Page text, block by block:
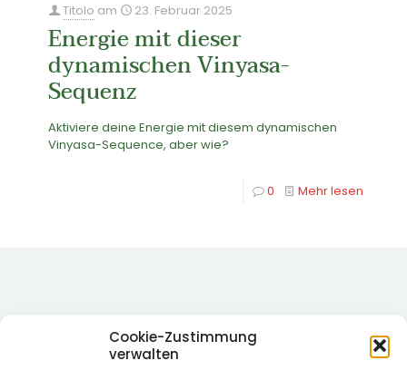
Cookie-Zustimmung
verwalten
Titolo am 23. Februar 2025
Energie mit dieser
dynamischen Vinyasa-
Sequenz
Aktiviere deine Energie mit diesem dynamischen
Vinyasa-Sequence, aber wie?
0 Mehr lesen